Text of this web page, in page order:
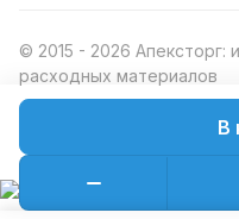
В
© 2015 - 2026 Апексторг:
расходных материалов